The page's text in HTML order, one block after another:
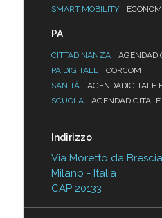
SMART MOBILITY
PA
CITTADINANZA
PA DIGITALE
CORCOM
SANITÀ
SCUOLA
Indirizzo
Via Moretto da
Milano - Italia
CAP 20133